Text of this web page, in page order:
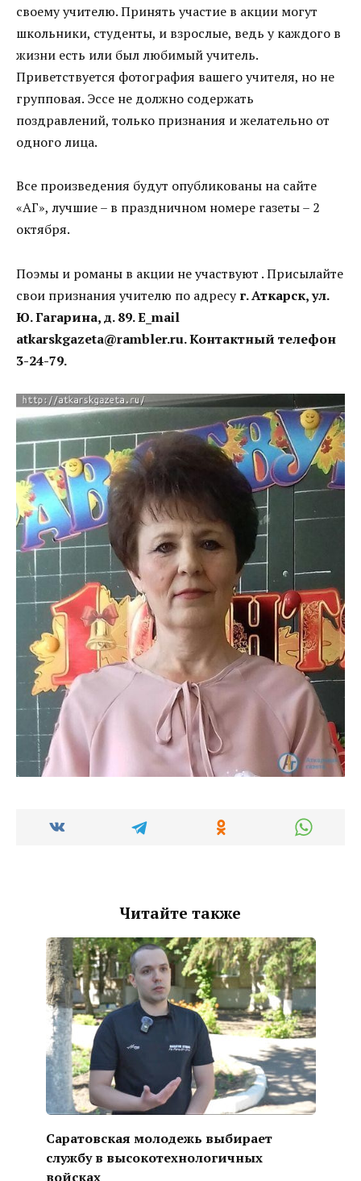
своему учителю. Принять участие в акции могут
школьники, студенты, и взрослые, ведь у каждого в
жизни есть или был любимый учитель.
Приветствуется фотография вашего учителя, но не
групповая. Эссе не должно содержать
поздравлений, только признания и желательно от
одного лица.
Все произведения будут опубликованы на сайте
«АГ», лучшие – в праздничном номере газеты – 2
октября.
Поэмы и романы в акции не участвуют . Присылайте
свои признания учителю по адресуг. Аткарск, ул.
Ю. Гагарина, д. 89. E_mail
atkarskgazeta@rambler.ru. Контактный телефон
3-24-79.
Читайте также
Саратовская молодежь выбирает
службу в высокотехнологичных
войсках